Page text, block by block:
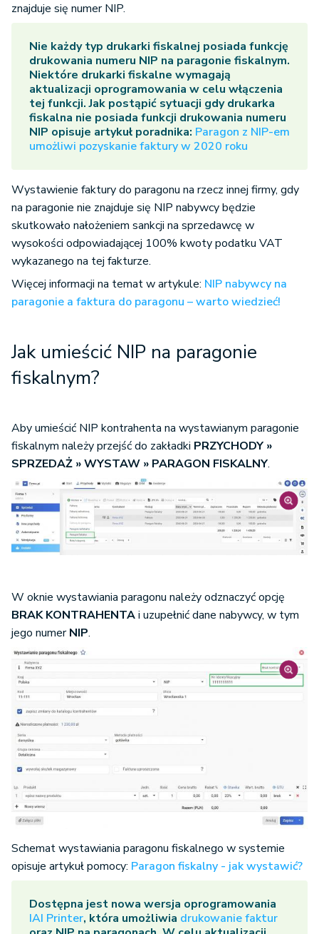
znajduje się numer NIP.
Nie każdy typ drukarki fiskalnej posiada funkcję
drukowania numeru NIP na paragonie fiskalnym.
Niektóre drukarki fiskalne wymagają
aktualizacji oprogramowania w celu włączenia
tej funkcji. Jak postąpić sytuacji gdy drukarka
fiskalna nie posiada funkcji drukowania numeru
NIP opisuje artykuł poradnika: Paragon z NIP-em
umożliwi pozyskanie faktury w 2020 roku
Wystawienie faktury do paragonu na rzecz innej firmy, gdy
na paragonie nie znajduje się NIP nabywcy będzie
skutkowało nałożeniem sankcji na sprzedawcę w
wysokości odpowiadającej 100% kwoty podatku VAT
wykazanego na tej fakturze.
Więcej informacji na temat w artykule: NIP nabywcy na
paragonie a faktura do paragonu – warto wiedzieć!
Jak umieścić NIP na paragonie
fiskalnym?
Aby umieścić NIP kontrahenta na wystawianym paragonie
fiskalnym należy przejść do zakładki PRZYCHODY »
SPRZEDAŻ » WYSTAW » PARAGON FISKALNY.
W oknie wystawiania paragonu należy odznaczyć opcję
BRAK KONTRAHENTAi uzupełnić dane nabywcy, w tym
jego numerNIP.
Schemat wystawiania paragonu fiskalnego w systemie
opisuje artykuł pomocy: Paragon fiskalny - jak wystawić?
Dostępna jest nowa wersja oprogramowania
IAI Printer, która umożliwia drukowanie faktur